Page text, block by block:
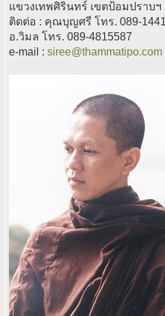
แขวงเทพศิรินทร์ เขตป้อมปราบฯ
ติดต่อ : คุณบุญศรี โทร. 089-
อ.วิมล โทร. 089-4815587
e-mail : siree@thammatipo.com